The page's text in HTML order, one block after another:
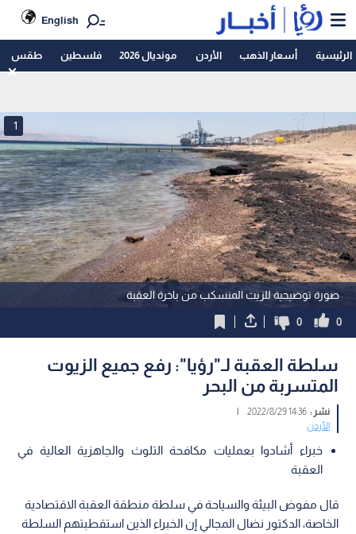
English
الرئيسية أسعار الذهب الأردن مونديال 2026 فلسطين طقس
صورة توضيحية للزيت المنسكب من باخرة العقبة
1
0
0
سلطة العقبة لـ"رؤيا": رفع جميع الزيوت
المتسربة من البحر
نشر :14:36 2022/8/29
|
الأردن
خبراء أشادوا بعمليات مكافحة التلوث والجاهزية العالية في
العقبة
قال مفوض البيئة والسياحة في سلطة منطقة العقبة الاقتصادية
الخاصة، الدكتور نضال المجالي إن الخبراء الذين استقطبتهم السلطة